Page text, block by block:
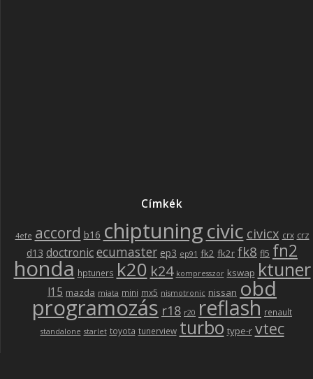
Címkék
4efe accord b16 chiptuningcivic civicx crx crz
d13 doctronicecumaster ep3 ep91 fk2 fk2r fk8 fl5 fn2
honda hptuners k20 k24 kompresszor kswap ktuner
l15 mazda miata mini mx5 nismotronic nissan obd
programozás r18 r20 reflash renault
standalone starlet toyota tunerview turbo type-r vtec